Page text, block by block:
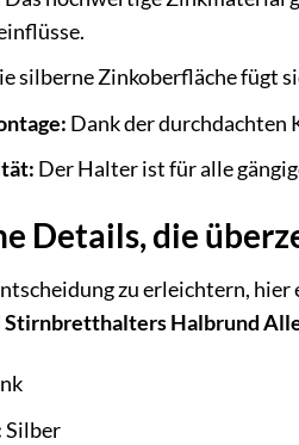
silberne Zinkoberfläche fügt
Dank der
Der Halter ist für alle
Details, die
zu erleichtern,
Halbrund
Silber